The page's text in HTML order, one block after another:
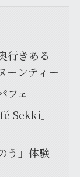
行きある
ーンティー
フェ
Sekki」
う」体験